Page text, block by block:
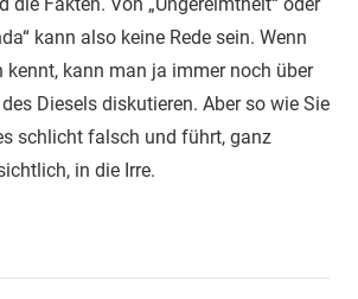
kann also keine Rede sein. Wenn
kennt, kann man ja immer noch über
Diesels diskutieren. Aber so wie Sie
schlicht falsch und führt, ganz
in die Irre.